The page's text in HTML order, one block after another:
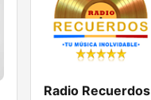
Radio Recuerdos